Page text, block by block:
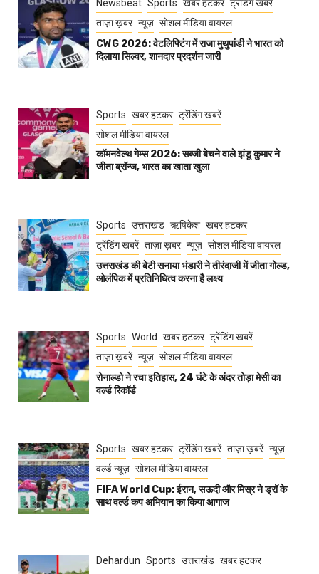
Newsbeat Sports खबर हटकर ट्रेंडिंग खबरें
ताज़ा ख़बर न्यूज़ सोशल मीडिया वायरल
CWG 2026: वेटलिफ्टिंग में राजा मुथुपांडी ने भारत को
दिलाया सिल्वर, शानदार प्रदर्शन जारी
Sports खबर हटकर ट्रेंडिंग खबरें
सोशल मीडिया वायरल
कॉमनवेल्थ गेम्स 2026: सब्जी बेचने वाले झंडू कुमार ने
जीता ब्रॉन्ज, भारत का खाता खुला
Sports उत्तराखंड ऋषिकेश खबर हटकर
ट्रेंडिंग खबरें ताज़ा ख़बर न्यूज़ सोशल मीडिया वायरल
उत्तराखंड की बेटी सनाया भंडारी ने तीरंदाजी में जीता गोल्ड,
ओलंपिक में प्रतिनिधित्व करना है लक्ष्य
Sports World खबर हटकर ट्रेंडिंग खबरें
ताज़ा ख़बरें न्यूज़ सोशल मीडिया वायरल
रोनाल्डो ने रचा इतिहास, 24 घंटे के अंदर तोड़ा मेसी का
वर्ल्ड रिकॉर्ड
Sports खबर हटकर ट्रेंडिंग खबरें ताज़ा ख़बरें न्यूज़
वर्ल्ड न्यूज़ सोशल मीडिया वायरल
FIFA World Cup: ईरान, सऊदी और मिस्र ने ड्रॉ के
साथ वर्ल्ड कप अभियान का किया आगाज
Dehardun Sports उत्तराखंड खबर हटकर